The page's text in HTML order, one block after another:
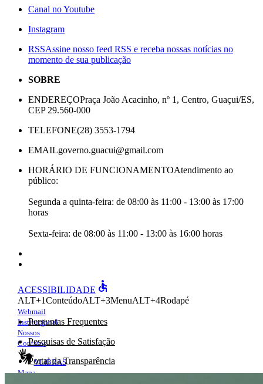
Canal no Youtube
Instagram
RSSAssine nosso feed RSS e receba nossas notícias no
momento de sua publicação
SOBRE
ENDEREÇOPraça João Acacinho, nº 1, Centro, Guaçui/ES,
CEP 29.560-000
TELEFONE(28) 3553-1794
EMAILgoverno.guacui@gmail.com
HORÁRIO DE FUNCIONAMENTOAtendimento ao
público:
Segunda a quinta-feira: de 08:00 às 11:00 - 13:00 às 17:00
horas
Sexta-feira: de 08:00 às 11:00 - 13:00 às 16:00 horas
ACESSIBILIDADE accessible
ALT+1ConteúdoALT+3MenuALT+4Rodapé
Webmail
Institucional
Nossos
Contatos
VLIBRAS
Mapa
Perguntas Frequentes
Pesquisas de Satisfação
Portal da Transparência